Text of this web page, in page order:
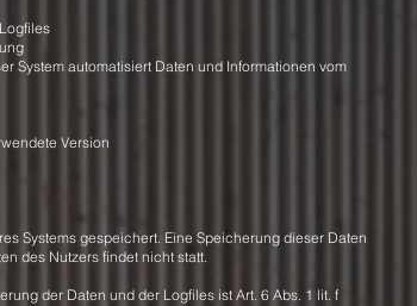
System automatisiert Daten und Informationen vom
Version
Systems gespeichert. Eine Speicherung dieser Daten
des Nutzers findet nicht statt.
der Daten und der Logfiles ist Art. 6 Abs. 1 lit. f